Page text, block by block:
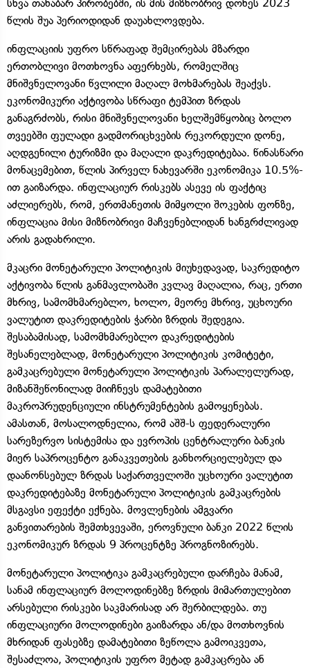
სხვა თანაბარ პირობებში, ის მის მიზნობრივ დონეს 2023
წლის შუა პერიოდიდან დაუახლოვდება.
ინფლაციის უფრო სწრაფად შემცირებას მზარდი
ერთობლივი მოთხოვნა აფერხებს, რომელშიც
მნიშვნელოვანი წვლილი მაღალ მოხმარებას შეაქვს.
ეკონომიკური აქტივობა სწრაფი ტემპით ზრდას
განაგრძობს, რისი მნიშვნელოვანი ხელშემწყობიც ბოლო
თვეებში ფულადი გადმორიცხვების რეკორდული დონე,
აღდგენილი ტურიზმი და მაღალი დაკრედიტებაა. წინასწარი
მონაცემებით, წლის პირველ ნახევარში ეკონომიკა 10.5%-
ით გაიზარდა. ინფლაციურ რისკებს ასევე ის ფაქტიც
აძლიერებს, რომ, ერთმანეთის მიმყოლი შოკების ფონზე,
ინფლაცია მისი მიზნობრივი მაჩვენებლიდან ხანგრძლივად
არის გადახრილი.
მკაცრი მონეტარული პოლიტიკის მიუხედავად, საკრედიტო
აქტივობა წლის განმავლობაში კვლავ მაღალია, რაც, ერთი
მხრივ, სამომხმარებლო, ხოლო, მეორე მხრივ, უცხოური
ვალუტით დაკრედიტების ჭარბი ზრდის შედეგია.
შესაბამისად, სამომხმარებლო დაკრედიტების
შესანელებლად, მონეტარული პოლიტიკის კომიტეტი,
გამკაცრებული მონეტარული პოლიტიკის პარალელურად,
მიზანშეწონილად მიიჩნევს დამატებითი
მაკროპრუდენციული ინსტრუმენტების გამოყენებას.
ამასთან, მოსალოდნელია, რომ აშშ-ს ფედერალური
სარეზერვო სისტემისა და ევროპის ცენტრალური ბანკის
მიერ საპროცენტო განაკვეთების განხორციელებულ და
დაანონსებულ ზრდას საქართველოში უცხოური ვალუტით
დაკრედიტებაზე მონეტარული პოლიტიკის გამკაცრების
მსგავსი ეფექტი ექნება. მოვლენების ამგვარი
განვითარების შემთხვევაში, ეროვნული ბანკი 2022 წლის
ეკონომიკურ ზრდას 9 პროცენტზე პროგნოზირებს.
მონეტარული პოლიტიკა გამკაცრებული დარჩება მანამ,
სანამ ინფლაციურ მოლოდინებზე ზრდის მიმართულებით
არსებული რისკები საკმარისად არ შერბილდება. თუ
ინფლაციური მოლოდინები გაიზარდა ან/და მოთხოვნის
მხრიდან ფასებზე დამატებითი ზეწოლა გამოიკვეთა,
შესაძლოა, პოლიტიკის უფრო მეტად გამკაცრება ან